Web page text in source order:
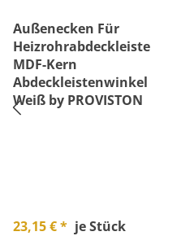
Außenecken Für
Heizrohrabdeckleiste
MDF-Kern
Abdeckleistenwinkel
Weiß by PROVISTON
23,15 € * je Stück